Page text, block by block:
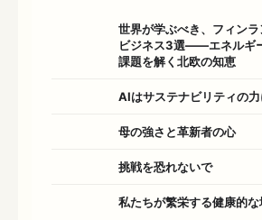
世界が学ぶべき、フィン
ビジネス3選――エネルギ
課題を解く北欧の知恵
AIはサステナビリティの
母の強さと革新者の心
挑戦を恐れないで
私たちが繁栄する健康的な